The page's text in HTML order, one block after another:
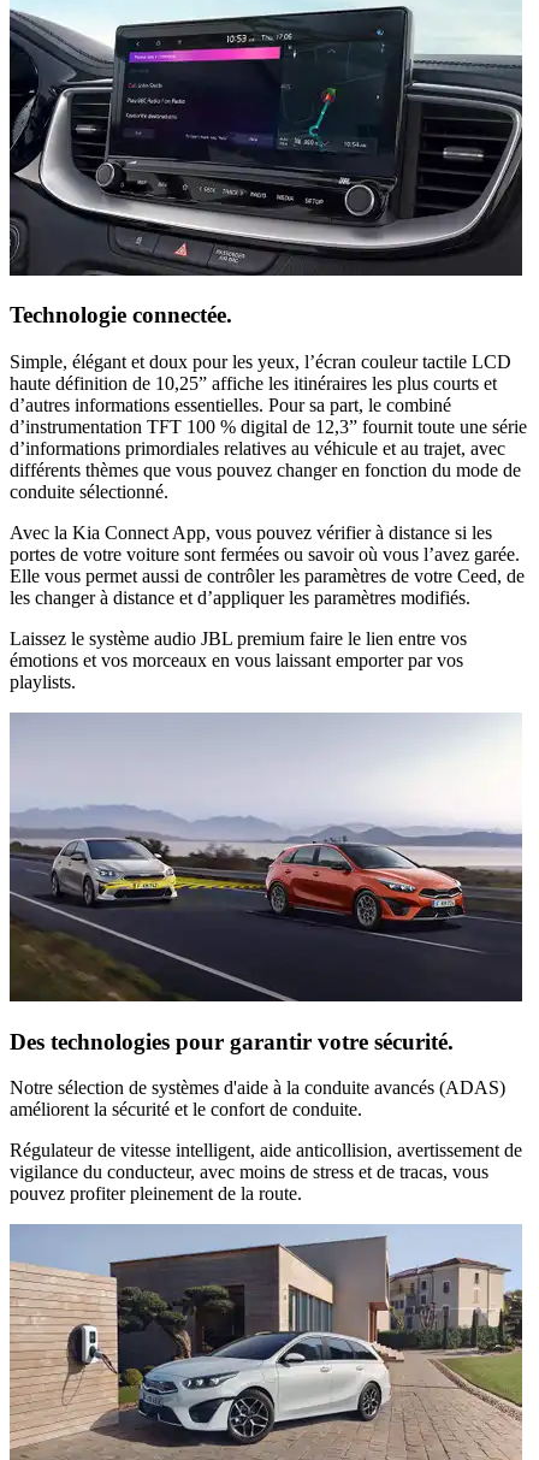
Technologie connectée.
Simple, élégant et doux pour les yeux, l’écran couleur tactile LCD
haute définition de 10,25” affiche les itinéraires les plus courts et
d’autres informations essentielles. Pour sa part, le combiné
d’instrumentation TFT 100 % digital de 12,3” fournit toute une série
d’informations primordiales relatives au véhicule et au trajet, avec
différents thèmes que vous pouvez changer en fonction du mode de
conduite sélectionné.
Avec la Kia Connect App, vous pouvez vérifier à distance si les
portes de votre voiture sont fermées ou savoir où vous l’avez garée.
Elle vous permet aussi de contrôler les paramètres de votre Ceed, de
les changer à distance et d’appliquer les paramètres modifiés.
Laissez le système audio JBL premium faire le lien entre vos
émotions et vos morceaux en vous laissant emporter par vos
playlists.
Des technologies pour garantir votre sécurité.
Notre sélection de systèmes d'aide à la conduite avancés (ADAS)
améliorent la sécurité et le confort de conduite.
Régulateur de vitesse intelligent, aide anticollision, avertissement de
vigilance du conducteur, avec moins de stress et de tracas, vous
pouvez profiter pleinement de la route.